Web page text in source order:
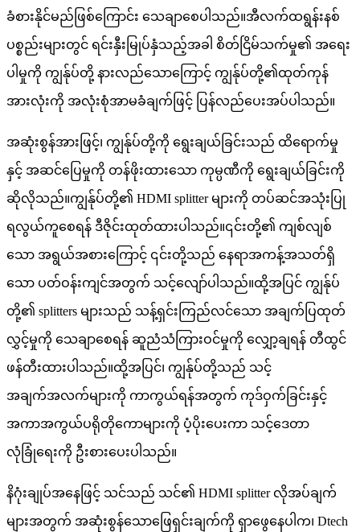
ခံစားနိုင်မည်ဖြစ်ကြောင်း သေချာစေပါသည်။အီလက်ထရွန်းနစ်
ပစ္စည်းများတွင် ရင်းနှီးမြုပ်နှံသည့်အခါ စိတ်ငြိမ်သက်မှု၏ အရေး
ပါမှုကို ကျွန်ုပ်တို့ နားလည်သောကြောင့် ကျွန်ုပ်တို့၏ထုတ်ကုန်
အားလုံးကို အလုံးစုံအာမခံချက်ဖြင့် ပြန်လည်ပေးအပ်ပါသည်။
အဆုံးစွန်အားဖြင့်၊ ကျွန်ုပ်တို့ကို ရွေးချယ်ခြင်းသည် ထိရောက်မှု
နှင့် အဆင်ပြေမှုကို တန်ဖိုးထားသော ကုမ္ပဏီကို ရွေးချယ်ခြင်းကို
ဆိုလိုသည်။ကျွန်ုပ်တို့၏ HDMI splitter များကို တပ်ဆင်အသုံးပြု
ရလွယ်ကူစေရန် ဒီဇိုင်းထုတ်ထားပါသည်။၎င်းတို့၏ ကျစ်လျစ်
သော အရွယ်အစားကြောင့် ၎င်းတို့သည် နေရာအကန့်အသတ်ရှိ
သော ပတ်ဝန်းကျင်အတွက် သင့်လျော်ပါသည်။ထို့အပြင် ကျွန်ုပ်
တို့၏ splitters များသည် သန့်ရှင်းကြည်လင်သော အချက်ပြထုတ်
လွှင့်မှုကို သေချာစေရန် ဆူညံသံကြားဝင်မှုကို လျှော့ချရန် တီထွင်
ဖန်တီးထားပါသည်။ထို့အပြင်၊ ကျွန်ုပ်တို့သည် သင့်
အချက်အလက်များကို ကာကွယ်ရန်အတွက် ကုဒ်ဝှက်ခြင်းနှင့်
အကာအကွယ်ပရိုတိုကောများကို ပံ့ပိုးပေးကာ သင့်ဒေတာ
လုံခြုံရေးကို ဦးစားပေးပါသည်။
နိဂုံးချုပ်အနေဖြင့် သင်သည် သင်၏ HDMI splitter လိုအပ်ချက်
များအတွက် အဆုံးစွန်သောဖြေရှင်းချက်ကို ရှာဖွေနေပါက၊ Dtech